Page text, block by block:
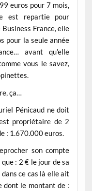
euros pour 7 mois,
est repartie pour
France, elle
pour la seule année
avant qu’elle
vous le savez,
ça…
Pénicaud ne doit
est propriétaire de 2
: 1.670.000 euros.
son compte
: 2 € le jour de sa
ce cas là elle ait
dont le montant de :